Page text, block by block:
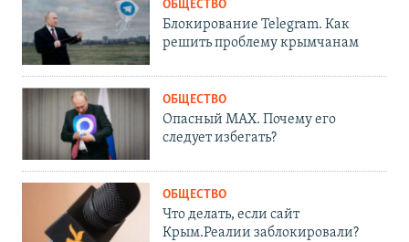
ОБЩЕСТВО
Блокирование Telegram. Как
решить проблему крымчанам
ОБЩЕСТВО
Опасный MAX. Почему его
следует избегать?
ОБЩЕСТВО
Что делать, если сайт
Крым.Реалии заблокировали?